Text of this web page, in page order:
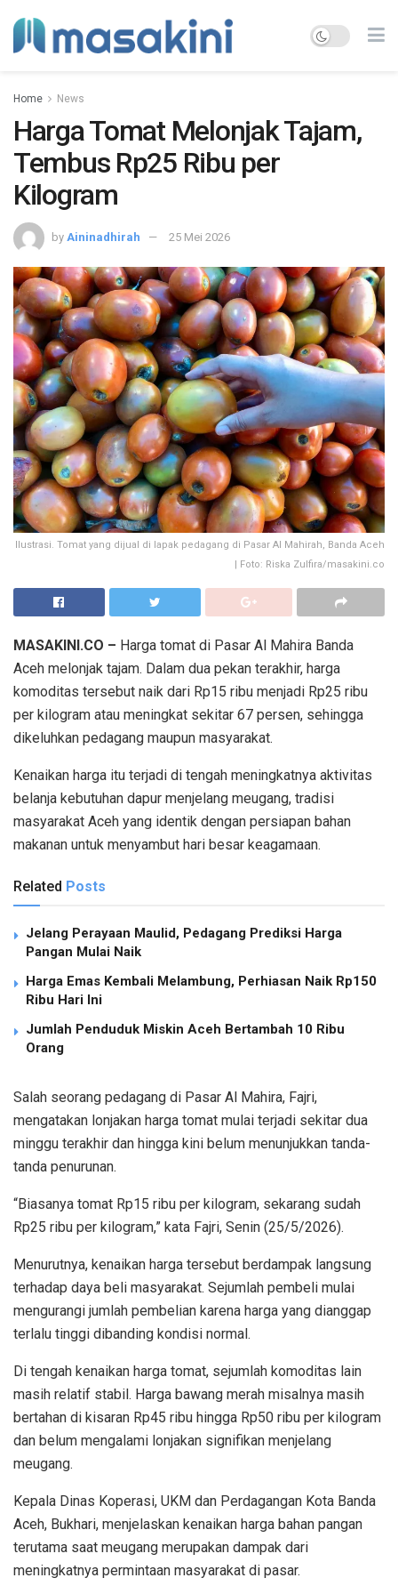
Home News
Harga Tomat Melonjak Tajam,
Tembus Rp25 Ribu per
Kilogram
by Aininadhirah 25 Mei 2026
Ilustrasi. Tomat yang dijual di lapak pedagang di Pasar Al Mahirah, Banda Aceh
| Foto: Riska Zulfira/masakini.co
MASAKINI.CO – Harga tomat di Pasar Al Mahira Banda
Aceh melonjak tajam. Dalam dua pekan terakhir, harga
komoditas tersebut naik dari Rp15 ribu menjadi Rp25 ribu
per kilogram atau meningkat sekitar 67 persen, sehingga
dikeluhkan pedagang maupun masyarakat.
Kenaikan harga itu terjadi di tengah meningkatnya aktivitas
belanja kebutuhan dapur menjelang meugang, tradisi
masyarakat Aceh yang identik dengan persiapan bahan
makanan untuk menyambut hari besar keagamaan.
Related Posts
Jelang Perayaan Maulid, Pedagang Prediksi Harga
Pangan Mulai Naik
Harga Emas Kembali Melambung, Perhiasan Naik Rp150
Ribu Hari Ini
Jumlah Penduduk Miskin Aceh Bertambah 10 Ribu
Orang
Salah seorang pedagang di Pasar Al Mahira, Fajri,
mengatakan lonjakan harga tomat mulai terjadi sekitar dua
minggu terakhir dan hingga kini belum menunjukkan tanda-
tanda penurunan.
“Biasanya tomat Rp15 ribu per kilogram, sekarang sudah
Rp25 ribu per kilogram,” kata Fajri, Senin (25/5/2026).
Menurutnya, kenaikan harga tersebut berdampak langsung
terhadap daya beli masyarakat. Sejumlah pembeli mulai
mengurangi jumlah pembelian karena harga yang dianggap
terlalu tinggi dibanding kondisi normal.
Di tengah kenaikan harga tomat, sejumlah komoditas lain
masih relatif stabil. Harga bawang merah misalnya masih
bertahan di kisaran Rp45 ribu hingga Rp50 ribu per kilogram
dan belum mengalami lonjakan signifikan menjelang
meugang.
Kepala Dinas Koperasi, UKM dan Perdagangan Kota Banda
Aceh, Bukhari, menjelaskan kenaikan harga bahan pangan
terutama saat meugang merupakan dampak dari
meningkatnya permintaan masyarakat di pasar.